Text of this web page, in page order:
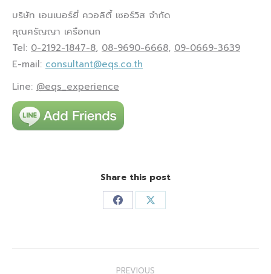
บริษัท เอนเนอร์ยี่ ควอลิตี้ เซอร์วิส จำกัด
คุณศรัญญา เครือกนก
Tel: 0-2192-1847-8, 08-9690-6668, 09-0669-3639
E-mail: consultant@eqs.co.th
Line: @eqs_experience
Share this post
Share
Facebook
Share
X
PREVIOUS